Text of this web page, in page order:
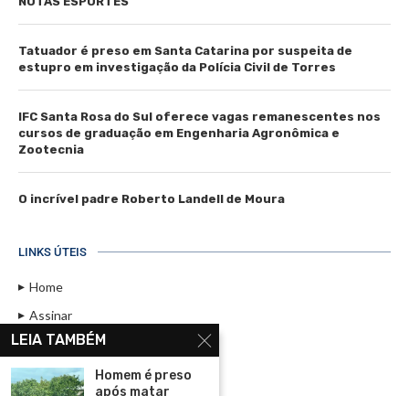
Tatuador é preso em Santa Catarina por suspeita de
estupro em investigação da Polícia Civil de Torres
IFC Santa Rosa do Sul oferece vagas remanescentes nos
cursos de graduação em Engenharia Agronômica e
Zootecnia
O incrível padre Roberto Landell de Moura
LINKS ÚTEIS
Home
Assinar
Contato
Política de Privacidade
LEIA TAMBÉM
Homem é preso
após matar